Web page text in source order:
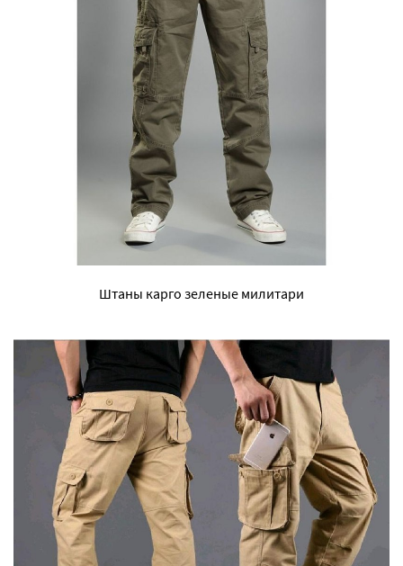
Штаны карго зеленые милитари